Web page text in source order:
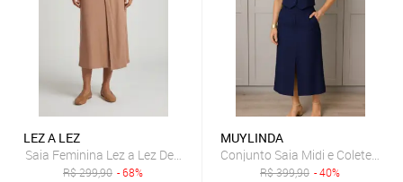
LEZ A LEZ
Saia Feminina Lez a Lez Detalhe Amarração Nude
R$299,90 - 68%
MUYLINDA
Conjunto Saia Midi e Colete
R$399,90 - 40%